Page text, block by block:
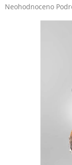
Průměrné
Neohodnoceno